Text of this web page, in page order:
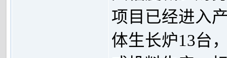
项目已经进入
体生长炉13台